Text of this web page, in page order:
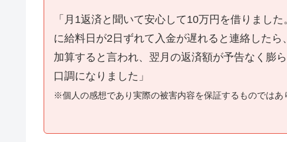
「月1返済と聞いて安心して10万円を借りまし
に給料日が2日ずれて入金が遅れると連絡した
加算すると言われ、翌月の返済額が予告なく膨
口調になりました」
※個人の感想であり実際の被害内容を保証するものではあ